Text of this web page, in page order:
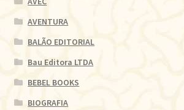
AVENTURA
BALÃO EDITORIAL
Bau Editora LTDA
BEBEL BOOKS
BIOGRAFIA